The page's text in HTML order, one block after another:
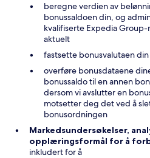
beregne verdien av
bonussaldoen din, og
kvalifiserte Expedia
aktuelt
fastsette bonusvalutaen din
overføre bonusdataene
bonussaldo til en annen
dersom vi avslutter en
motsetter deg det ved å
bonusordningen
Markedsundersøkelser,
opplæringsformål for å
inkludert for å